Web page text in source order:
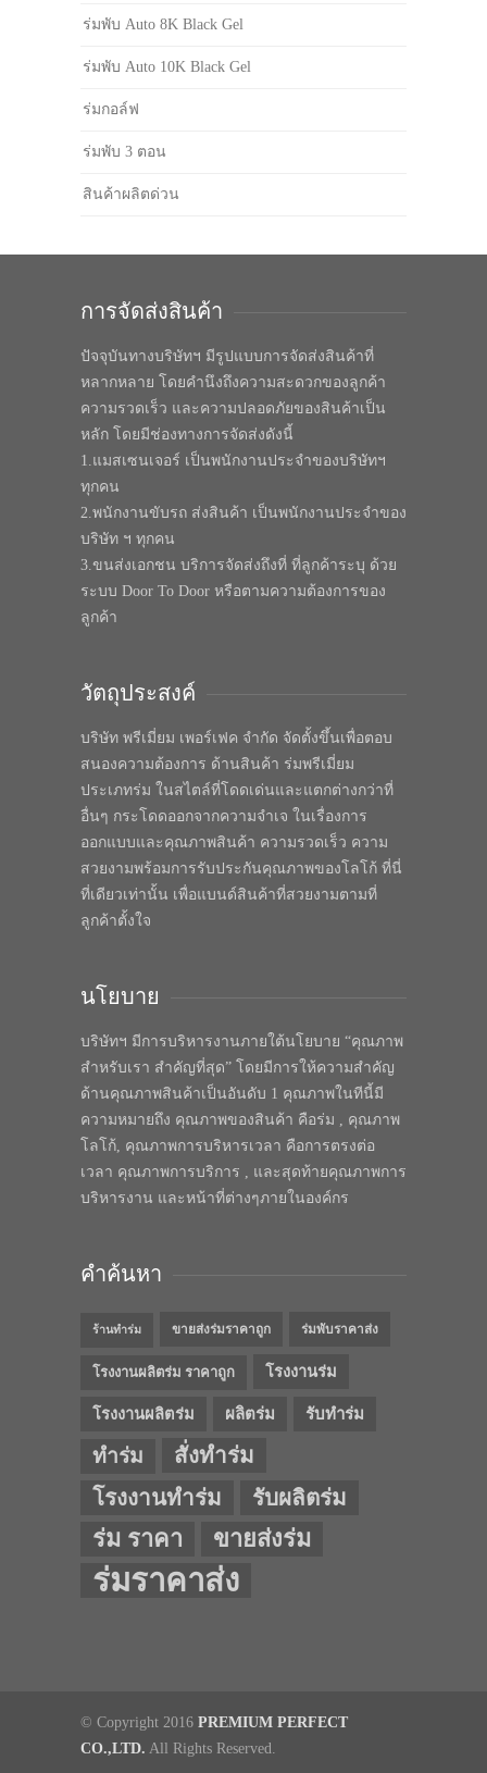
ร่มพับ Auto 8K Black Gel
ร่มพับ Auto 10K Black Gel
ร่มกอล์ฟ
ร่มพับ 3 ตอน
สินค้าผลิตด่วน
การจัดส่งสินค้า
ปัจจุบันทางบริษัทฯ มีรูปแบบการจัดส่งสินค้าที่
หลากหลาย โดยคำนึงถึงความสะดวกของลูกค้า
ความรวดเร็ว และความปลอดภัยของสินค้าเป็น
หลัก โดยมีช่องทางการจัดส่งดังนี้
1.แมสเซนเจอร์ เป็นพนักงานประจำของบริษัทฯ
ทุกคน
2.พนักงานขับรถ ส่งสินค้า เป็นพนักงานประจำของ
บริษัท ฯ ทุกคน
3.ขนส่งเอกชน บริการจัดส่งถึงที่ ที่ลูกค้าระบุ ด้วย
ระบบ Door To Door หรือตามความต้องการของ
ลูกค้า
วัตถุประสงค์
บริษัท พรีเมี่ยม เพอร์เฟค จำกัด จัดตั้งขึ้นเพื่อตอบ
สนองความต้องการ ด้านสินค้า ร่มพรีเมี่ยม
ประเภทร่ม ในสไตล์ที่โดดเด่นและแตกต่างกว่าที่
อื่นๆ กระโดดออกจากความจำเจ ในเรื่องการ
ออกแบบและคุณภาพสินค้า ความรวดเร็ว ความ
สวยงามพร้อมการรับประกันคุณภาพของโลโก้ ที่นี่
ที่เดียวเท่านั้น เพื่อแบนด์สินค้าที่สวยงามตามที่
ลูกค้าตั้งใจ
นโยบาย
บริษัทฯ มีการบริหารงานภายใต้นโยบาย “คุณภาพ
สำหรับเรา สำคัญที่สุด” โดยมีการให้ความสำคัญ
ด้านคุณภาพสินค้าเป็นอันดับ 1 คุณภาพในทีนี้มี
ความหมายถึง คุณภาพของสินค้า คือร่ม , คุณภาพ
โลโก้, คุณภาพการบริหารเวลา คือการตรงต่อ
เวลา คุณภาพการบริการ , และสุดท้ายคุณภาพการ
บริหารงาน และหน้าที่ต่างๆภายในองค์กร
คำค้นหา
ร้านทำร่ม ขายส่งร่มราคาถูก ร่มพับราคาส่ง
โรงงานผลิตร่ม ราคาถูก โรงงานร่ม
โรงงานผลิตร่ม ผลิตร่ม รับทำร่ม
ทำร่ม
สั่งทำร่ม
โรงงานทำร่ม
รับผลิตร่ม
ร่ม ราคา ขายส่งร่ม
ร่มราคาส่ง
© Copyright 2016 PREMIUM PERFECT
CO.,LTD. All Rights Reserved.